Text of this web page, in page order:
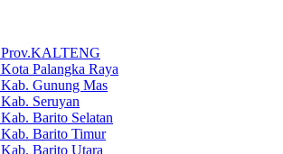
Palangka Raya
Gunung Mas
Seruyan
Barito Selatan
Barito Timur
Barito Utara